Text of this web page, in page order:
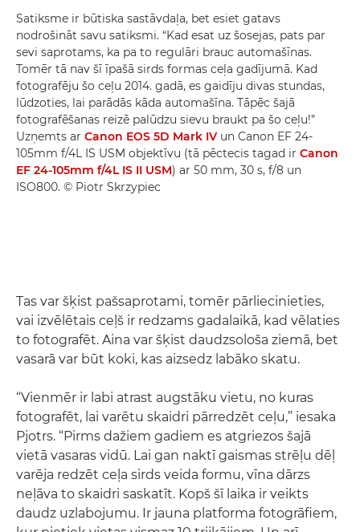
Satiksme ir būtiska sastāvdaļa, bet esiet gatavs
nodrošināt savu satiksmi. “Kad esat uz šosejas, pats par
sevi saprotams, ka pa to regulāri brauc automašīnas.
Tomēr tā nav šī īpašā sirds formas ceļa gadījumā. Kad
fotografēju šo ceļu 2014. gadā, es gaidīju divas stundas,
lūdzoties, lai parādās kāda automašīna. Tāpēc šajā
fotografēšanas reizē palūdzu sievu braukt pa šo ceļu!”
Uzņemts ar Canon EOS 5D Mark IV un Canon EF 24-
105mm f/4L IS USM objektīvu (tā pēctecis tagad ir Canon
EF 24-105mm f/4L IS II USM) ar 50 mm, 30 s, f/8 un
ISO800. © Piotr Skrzypiec
Tas var šķist pašsaprotami, tomēr pārliecinieties,
vai izvēlētais ceļš ir redzams gadalaikā, kad vēlaties
to fotografēt. Aina var šķist daudzsološa ziemā, bet
vasarā var būt koki, kas aizsedz labāko skatu.
“Vienmēr ir labi atrast augstāku vietu, no kuras
fotografēt, lai varētu skaidri pārredzēt ceļu,” iesaka
Pjotrs. “Pirms dažiem gadiem es atgriezos šajā
vietā vasaras vidū. Lai gan naktī gaismas strēļu dēļ
varēja redzēt ceļa sirds veida formu, vīna dārzs
neļāva to skaidri saskatīt. Kopš šī laika ir veikts
daudz uzlabojumu. Ir jauna platforma fotogrāfiem,